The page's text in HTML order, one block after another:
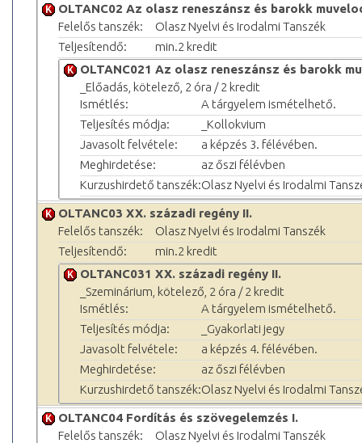
OLTANC02 Az olasz reneszánsz és barokk
Felelős tanszék:
Olasz Nyelvi és Irodalmi Tanszék
Teljesítendő:
min.2 kredit
OLTANC021 Az olasz reneszánsz és barokk
_Előadás, kötelező, 2 óra / 2 kredit
Ismétlés:
A tárgyelem ismételhető.
Teljesítés módja:
_Kollokvium
Javasolt felvétele:
a képzés 3. félévében.
Meghirdetése:
az őszi félévben
Kurzushirdető tanszék:Olasz Nyelvi és Irodalmi
OLTANC03 XX. századi regény II.
Felelős tanszék:
Olasz Nyelvi és Irodalmi Tanszék
Teljesítendő:
min.2 kredit
OLTANC031 XX. századi regény II.
_Szeminárium, kötelező, 2 óra / 2 kredit
Ismétlés:
A tárgyelem ismételhető.
Teljesítés módja:
_Gyakorlati jegy
Javasolt felvétele:
a képzés 4. félévében.
Meghirdetése:
az őszi félévben
Kurzushirdető tanszék:Olasz Nyelvi és Irodalmi
OLTANC04 Fordítás és szövegelemzés I.
Felelős tanszék:
Olasz Nyelvi és Irodalmi Tanszék